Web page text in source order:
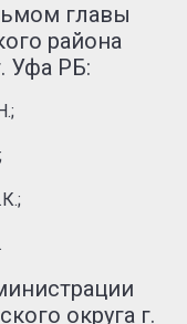
главы
района
Уфа РБ:
округа г.